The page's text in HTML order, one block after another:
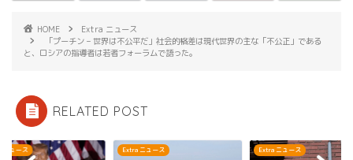
HOME
Extra ニュース
「プーチン – 世界は不公平だ」社会的格差は現代世界の主な「不公正」である
と、ロシアの指導者は若者フォーラムで語った。
RELATED POST
ニュース Extra ニュース Extra ニュース